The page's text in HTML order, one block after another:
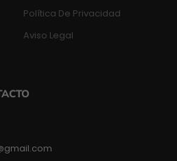
Política De Privacidad
Aviso Legal